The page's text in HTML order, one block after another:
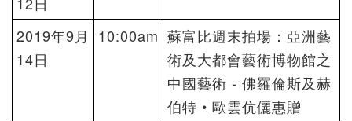
2019年9月
14日
10:00am 蘇富比週末拍場：亞洲藝
術及大都會藝術博物館之
中國藝術 - 佛羅倫斯及赫
伯特 • 歐雲伉儷惠贈